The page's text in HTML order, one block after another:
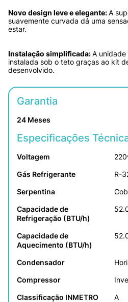
Novo design leve e elegante: A
suavemente curvada dá uma
estar.
Instalação simplificada: A
instalada sob o teto graças ao kit
desenvolvido.
Garantia
24 Meses
Especificações
Voltagem
Gás Refrigerante
R-
Serpentina
Capacidade de
Refrigeração (BTU/h)
Capacidade de
Aquecimento (BTU/h)
Condensador
Compressor
Classificação INMETRO
A